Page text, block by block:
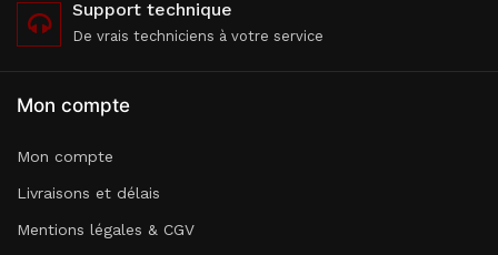
Support technique
De vrais techniciens à votre service
Mon compte
Mon compte
Livraisons et délais
Mentions légales & CGV